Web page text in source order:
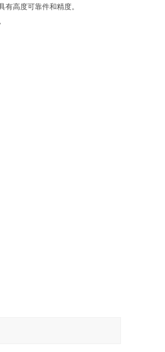
高度可靠件和精度。